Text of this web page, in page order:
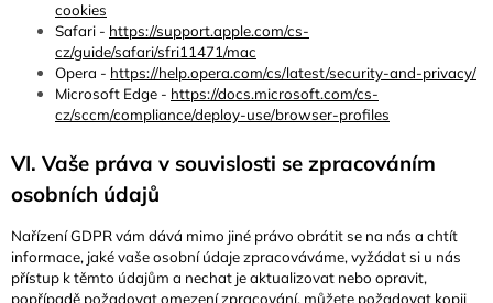
cookies
Safari - https://support.apple.com/cs-
cz/guide/safari/sfri11471/mac
Opera - https://help.opera.com/cs/latest/security-and-privacy/
Microsoft Edge - https://docs.microsoft.com/cs-
cz/sccm/compliance/deploy-use/browser-profiles
VI. Vaše práva v souvislosti se zpracováním
osobních údajů
Nařízení GDPR vám dává mimo jiné právo obrátit se na nás a chtít
informace, jaké vaše osobní údaje zpracováváme, vyžádat si u nás
přístup k těmto údajům a nechat je aktualizovat nebo opravit,
popřípadě požadovat omezení zpracování, můžete požadovat kopii